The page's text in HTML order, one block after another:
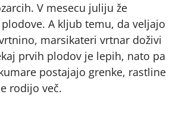
V mesecu juliju že
A kljub temu, da veljajo
marsikateri vrtnar doživi
prvih plodov je lepih, nato pa
postajajo grenke, rastline
rodijo več.